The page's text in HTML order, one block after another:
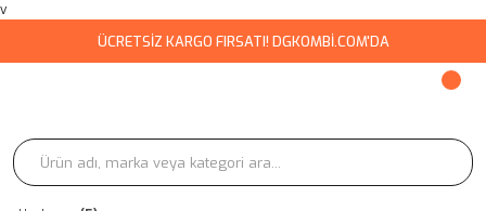
v
ÜCRETSİZ KARGO FIRSATI! DGKOMBİ.COM'DA